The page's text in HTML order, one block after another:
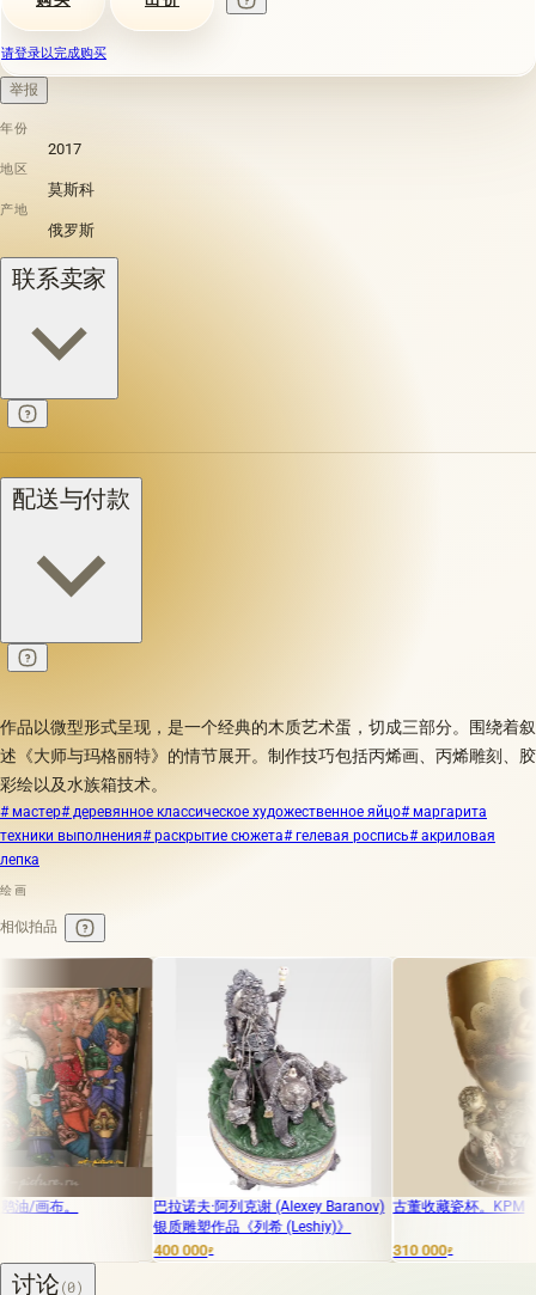
请登录以完成购买
举报
年份
2017
地区
莫斯科
产地
俄罗斯
联系卖家
配送与付款
作品以微型形式呈现，是一个经典的木质艺术蛋，切成三部分。围绕着叙
述《大师与玛格丽特》的情节展开。制作技巧包括丙烯画、丙烯雕刻、胶
彩绘以及水族箱技术。
# мастер# деревянное классическое художественное яйцо# маргарита
техники выполнения# раскрытие сюжета# гелевая роспись# акриловая
лепка
绘画
相似拍品
。
巴拉诺夫·阿列克谢 (Alexey Baranov)
银质雕塑作品《列希 (Leshiy)》
400 000₽
古董收藏瓷杯。KPM
310 000₽
讨论(0)